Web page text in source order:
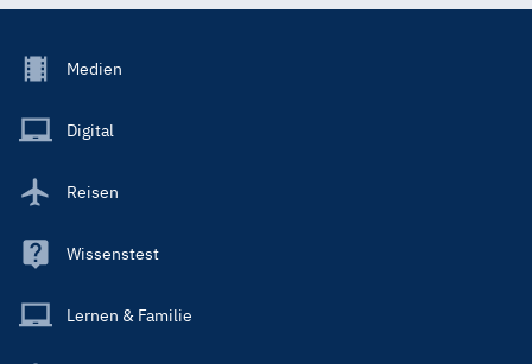
Footer
Main
Medien
Digital
Reisen
Wissenstest
Lernen & Familie